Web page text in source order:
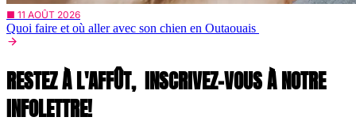
■ 11 AOÛT 2026
Quoi faire et où aller avec son chien en Outaouais
RESTEZ À L'AFFÛT, INSCRIVEZ-VOUS À NOTRE
INFOLETTRE!